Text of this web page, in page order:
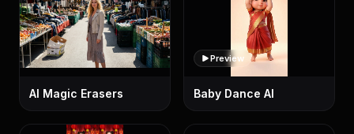
AI Magic Erasers
Preview
Baby Dance AI